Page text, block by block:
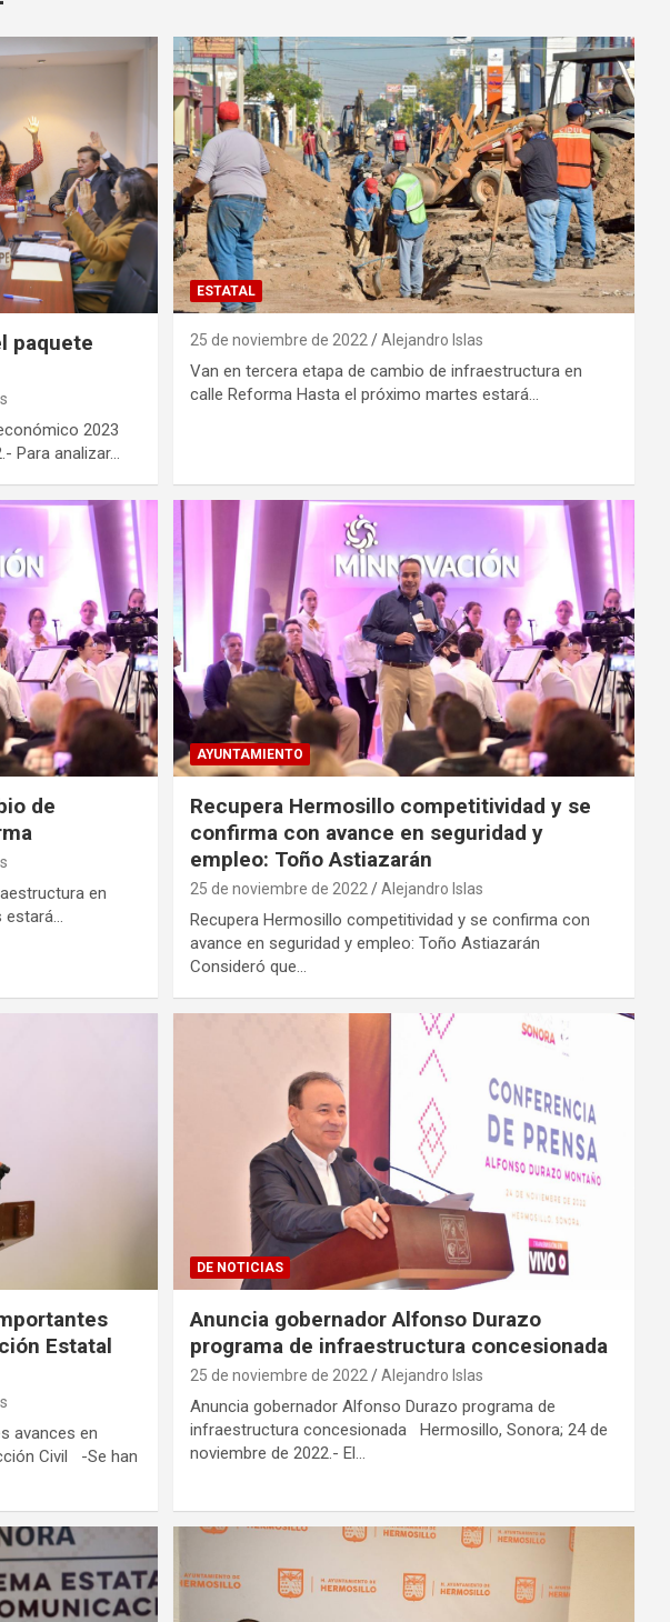
paquete
2023
Para analizar…
ESTATAL
25 de noviembre de 2022 Alejandro Islas
Van en tercera etapa de cambio de infraestructura en
calle Reforma Hasta el próximo martes estará…
de
en
estará…
AYUNTAMIENTO
Recupera Hermosillo competitividad y se
confirma con avance en seguridad y
empleo: Toño Astiazarán
25 de noviembre de 2022 Alejandro Islas
Recupera Hermosillo competitividad y se confirma con
avance en seguridad y empleo: Toño Astiazarán
Consideró que…
Estatal
avances en
Civil -Se han
DE NOTICIAS
Anuncia gobernador Alfonso Durazo
programa de infraestructura concesionada
25 de noviembre de 2022 Alejandro Islas
Anuncia gobernador Alfonso Durazo programa de
infraestructura concesionada Hermosillo, Sonora; 24 de
noviembre de 2022.- El…